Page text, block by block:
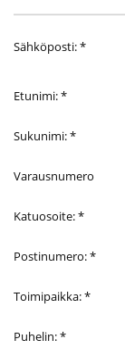
Sähköposti:*
Etunimi:*
Sukunimi:*
Varausnumero
Katuosoite:*
Postinumero:*
Toimipaikka:*
Puhelin:*